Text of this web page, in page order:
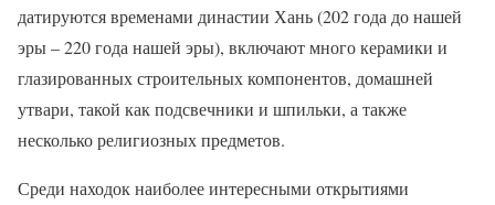
датируются временами династии Хань (202 года до нашей
эры – 220 года нашей эры), включают много керамики и
глазированных строительных компонентов, домашней
утвари, такой как подсвечники и шпильки, а также
несколько религиозных предметов.
Среди находок наиболее интересными открытиями